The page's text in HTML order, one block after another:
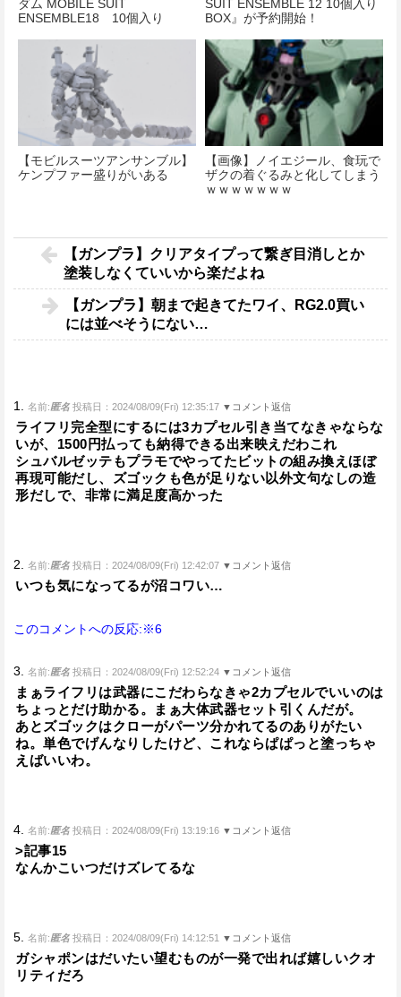
ダム MOBILE SUIT
ENSEMBLE18 10個入り
SUIT ENSEMBLE 12 10個入り
BOX』が予約開始！
【モビルスーツアンサンブル】
ケンプファー盛りがいある
【画像】ノイエジール、食玩で
ザクの着ぐるみと化してしまう
ｗｗｗｗｗｗｗ
【ガンプラ】クリアタイプって繋ぎ目消しとか
塗装しなくていいから楽だよね
【ガンプラ】朝まで起きてたワイ、RG2.0買い
には並べそうにない…
1. 名前:匿名 投稿日：2024/08/09(Fri) 12:35:17 ▼コメント返信
ライフリ完全型にするには3カプセル引き当てなきゃならな
いが、1500円払っても納得できる出来映えだわこれ
シュバルゼッテもプラモでやってたビットの組み換えほぼ
再現可能だし、ズゴックも色が足りない以外文句なしの造
形だしで、非常に満足度高かった
2. 名前:匿名 投稿日：2024/08/09(Fri) 12:42:07 ▼コメント返信
いつも気になってるが沼コワい…
このコメントへの反応:※6
3. 名前:匿名 投稿日：2024/08/09(Fri) 12:52:24 ▼コメント返信
まぁライフリは武器にこだわらなきゃ2カプセルでいいのは
ちょっとだけ助かる。まぁ大体武器セット引くんだが。
あとズゴックはクローがパーツ分かれてるのありがたい
ね。単色でげんなりしたけど、これならぱぱっと塗っちゃ
えばいいわ。
4. 名前:匿名 投稿日：2024/08/09(Fri) 13:19:16 ▼コメント返信
>記事15
なんかこいつだけズレてるな
5. 名前:匿名 投稿日：2024/08/09(Fri) 14:12:51 ▼コメント返信
ガシャポンはだいたい望むものが一発で出れば嬉しいクオ
リティだろ